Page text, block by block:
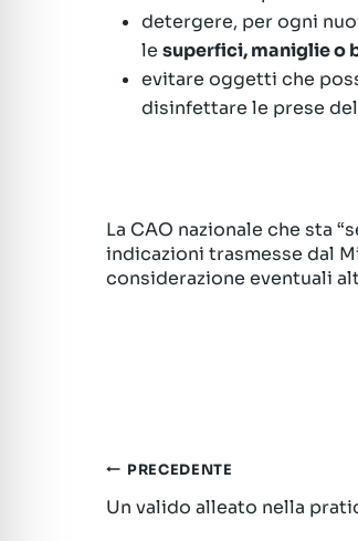
detergere, per ogni
le superfici, maniglie o
evitare oggetti che
disinfettare le prese
La CAO nazionale che sta
indicazioni trasmesse dal
considerazione eventuali
Navigazione
articoli
PRECEDENTE
Un valido alleato nella